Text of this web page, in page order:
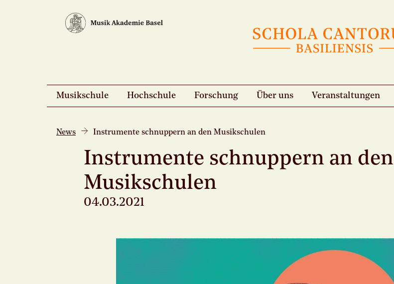
Musikschule Hochschule Forschung Über uns Veranstaltungen
News Instrumente schnuppern an den Musikschulen
Instrumente schnuppern an den
Musikschulen
04.03.2021